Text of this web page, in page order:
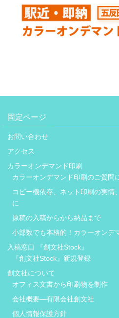
固定ページ
お問い合わせ
アクセス
カラーオンデマンド印刷
カラーオンデマンド印刷のご質問
コピー機依存、ネット印刷の実情
に
原稿の入稿からから納品まで
小部数でも本格的！カラーオンデ
入稿窓口 『創文社Stock』
『創文社Stock』新規登録
創文社について
オフィス文書から印刷物を制作
会社概要―有限会社創文社
個人情報保護方針